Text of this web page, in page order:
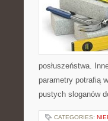
posłuszeństwa.
parametry potrafią
pustych sloganów
CATEGORIES: